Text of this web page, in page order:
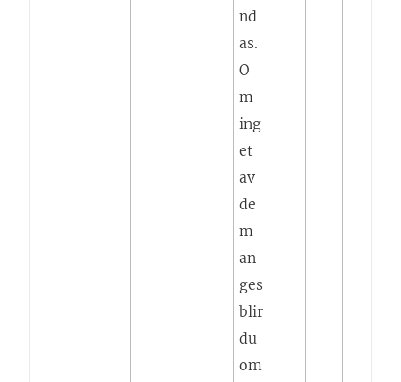
nd
as.
O
m
ing
et
av
de
m
an
ges
blir
du
om